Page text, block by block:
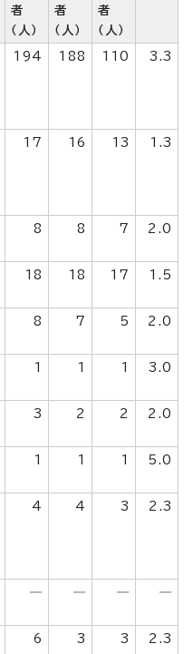
者
（人）
者
（人）
者
（人）
194 188 110 3.3
17 16 13 1.3
8 8 7 2.0
18 18 17 1.5
8 7 5 2.0
1 1 1 3.0
3 2 2 2.0
1 1 1 5.0
4 4 3 2.3
― ― ― ―
6 3 3 2.3